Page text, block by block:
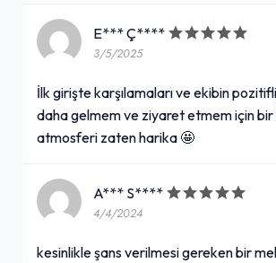
E*** Ç****
3/5/2025
İlk girişte karşılamaları ve ekibin
daha gelmem ve ziyaret etmem için
atmosferi zaten harika 🤩
A*** S****
4/4/2024
kesinlikle şans verilmesi gereken bir